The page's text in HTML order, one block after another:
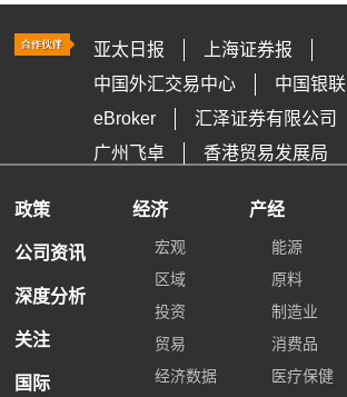
亚太日报
上海证券报
中国外汇交易中心
中国银联
eBroker
汇泽证券有限公司
广州飞卓
香港贸易发展局
政策
公司资讯
深度分析
关注
国际
经济
宏观
区域
投资
贸易
经济数据
产经
能源
原料
制造业
消费品
医疗保健